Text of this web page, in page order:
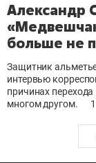
Александр
больше не
Защитник
интервью
причинах
многом другом.
1